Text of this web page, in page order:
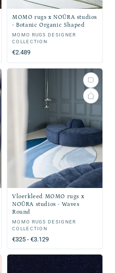
MOMO rugs x NOŪRA studios
- Botanic Organic Shaped
Verkoper:
MOMO RUGS DESIGNER
COLLECTION
Normale
prijs
€2.489
Vloerkleed MOMO rugs x
NOŪRA studios - Waves
Round
Verkoper:
MOMO RUGS DESIGNER
COLLECTION
Normale
prijs
€325 - €3.129